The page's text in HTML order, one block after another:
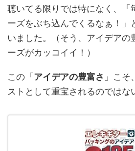
聴いてる限りでは特になく、「
ーズをぶち込んでくるなぁ！」
いました。（そう、アイデアの
ーズがカッコイイ！）
この「 アイデアの豊富さ 」こそ
ストとして重宝されるのではな